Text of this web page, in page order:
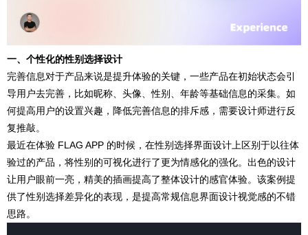
一、个性化的性别选择设计
完善信息对于产品来说是提升体验的关键，一些产品在初始状态会引
导用户去完善，比如昵称、头像、性别、年龄等基础信息的采集。如
何提高用户的设置兴趣，降低完善信息的排斥感，需要设计师进行反
复推敲。
最近在体验 FLAG APP 的时候，在性别选择界面设计上区别于以往体
验过的产品，将性别的可视化进行了更为情感化的强化。出色的设计
让用户眼前一亮，精美的插画提高了整体设计的感官体验。该案例提
供了性别选择差异化的表现，是提高常规信息界面设计视觉感的不错
思路。